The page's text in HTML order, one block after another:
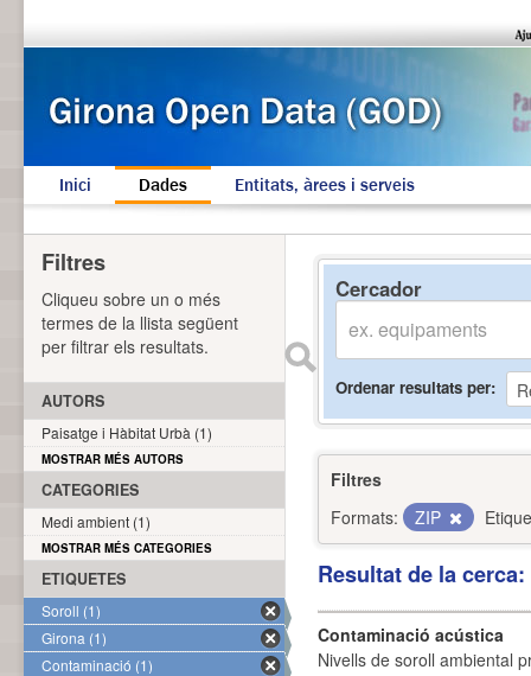
Inici Dades Entitats, àrees i serveis
Cercador
Ordenar resultats per
Filtres
Formats:
ZIP
Resultat de la
Contaminació acústica
Nivells de soroll ambiental
Filtres
Cliqueu sobre un o més
termes de la llista següent
per filtrar els resultats.
AUTORS
Paisatge i Hàbitat Urbà (1)
MOSTRAR MÉS AUTORS
CATEGORIES
Medi ambient (1)
MOSTRAR MÉS CATEGORIES
ETIQUETES
Soroll (1)
Girona (1)
Contaminació (1)